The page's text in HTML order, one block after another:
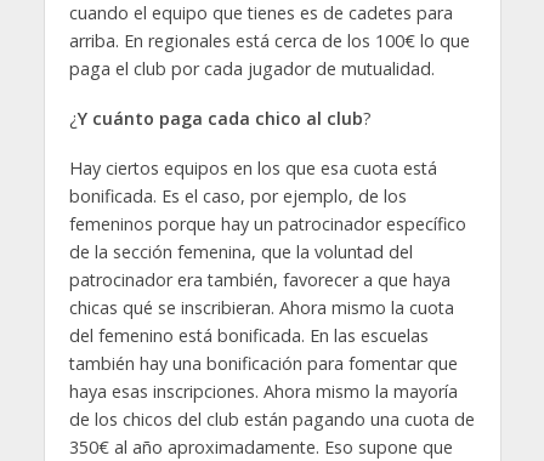
cuando el equipo que tienes es de cadetes para
arriba. En regionales está cerca de los 100€ lo que
paga el club por cada jugador de mutualidad.
¿Y cuánto paga cada chico al club?
Hay ciertos equipos en los que esa cuota está
bonificada. Es el caso, por ejemplo, de los
femeninos porque hay un patrocinador específico
de la sección femenina, que la voluntad del
patrocinador era también, favorecer a que haya
chicas qué se inscribieran. Ahora mismo la cuota
del femenino está bonificada. En las escuelas
también hay una bonificación para fomentar que
haya esas inscripciones. Ahora mismo la mayoría
de los chicos del club están pagando una cuota de
350€ al año aproximadamente. Eso supone que